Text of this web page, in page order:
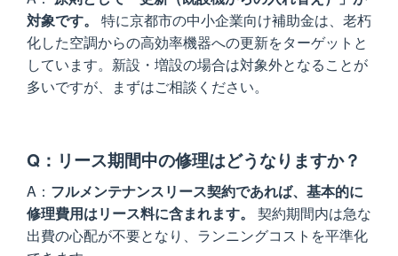
対象です。
特に京都市の中小企業向け補助金は、老朽
化した空調からの高効率機器への更新をターゲットと
しています。新設・増設の場合は対象外となることが
多いですが、まずはご相談ください。
リース期間中の修理はどうなりますか？
フルメンテナンスリース契約であれば、基本的に
修理費用はリース料に含まれます。
契約期間内は急な
出費の心配が不要となり、ランニングコストを平準化